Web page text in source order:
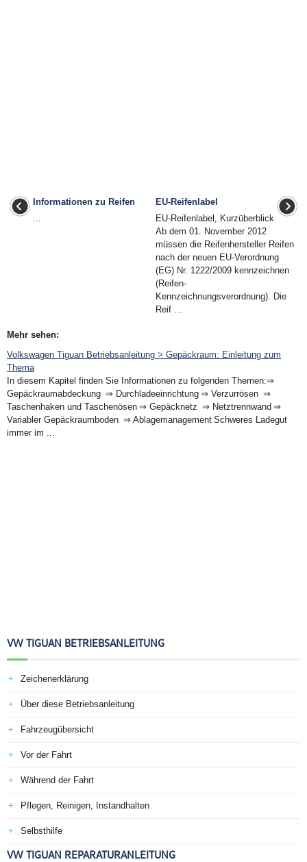
Informationen zu Reifen
...
EU-Reifenlabel
EU-Reifenlabel, Kurzüberblick
Ab dem 01. November 2012
müssen die Reifenhersteller Reifen
nach der neuen EU-Verordnung
(EG) Nr. 1222/2009 kennzeichnen
(Reifen-
Kennzeichnungsverordnung). Die
Reif ...
Mehr sehen:
Volkswagen Tiguan Betriebsanleitung > Gepäckraum: Einleitung zum
Thema
In diesem Kapitel finden Sie Informationen zu folgenden Themen:⇒
Gepäckraumabdeckung ⇒ Durchladeeinrichtung ⇒ Verzurrösen ⇒
Taschenhaken und Taschenösen ⇒ Gepäcknetz ⇒ Netztrennwand ⇒
Variabler Gepäckraumboden ⇒ Ablagemanagement Schweres Ladegut
immer im ...
VW TIGUAN BETRIEBSANLEITUNG
Zeichenerklärung
Über diese Betriebsanleitung
Fahrzeugübersicht
Vor der Fahrt
Während der Fahrt
Pflegen, Reinigen, Instandhalten
Selbsthilfe
VW TIGUAN REPARATURANLEITUNG